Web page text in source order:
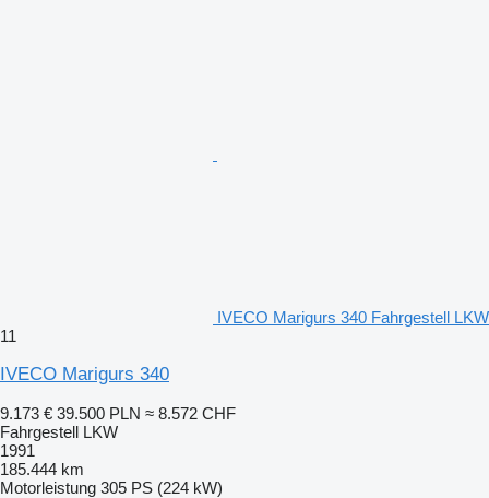
IVECO Marigurs 340 Fahrgestell LKW
11
IVECO Marigurs 340
9.173 € 39.500 PLN ≈ 8.572 CHF
Fahrgestell LKW
1991
185.444 km
Motorleistung 305 PS (224 kW)